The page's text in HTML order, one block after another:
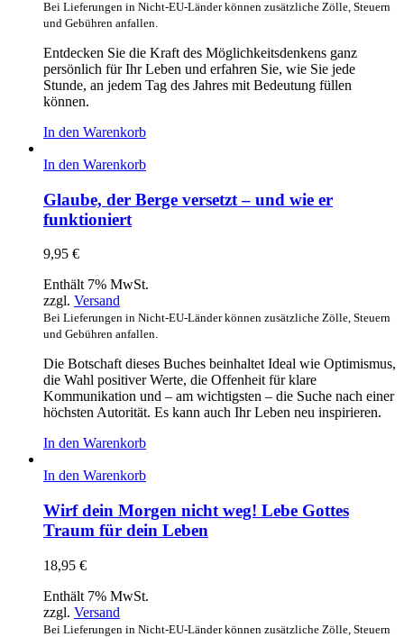
Bei Lieferungen in Nicht-EU-Länder können zusätzliche Zölle, Steuern
und Gebühren anfallen.
Entdecken Sie die Kraft des Möglichkeitsdenkens ganz
persönlich für Ihr Leben und erfahren Sie, wie Sie jede
Stunde, an jedem Tag des Jahres mit Bedeutung füllen
können.
In den Warenkorb
In den Warenkorb
Glaube, der Berge versetzt – und wie er
funktioniert
9,95 €
Enthält 7% MwSt.
zzgl. Versand
Bei Lieferungen in Nicht-EU-Länder können zusätzliche Zölle, Steuern
und Gebühren anfallen.
Die Botschaft dieses Buches beinhaltet Ideal wie Optimismus,
die Wahl positiver Werte, die Offenheit für klare
Kommunikation und – am wichtigsten – die Suche nach einer
höchsten Autorität. Es kann auch Ihr Leben neu inspirieren.
In den Warenkorb
In den Warenkorb
Wirf dein Morgen nicht weg! Lebe Gottes
Traum für dein Leben
18,95 €
Enthält 7% MwSt.
zzgl. Versand
Bei Lieferungen in Nicht-EU-Länder können zusätzliche Zölle, Steuern